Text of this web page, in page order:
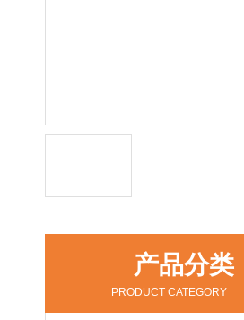
产品分类
PRODUCT CATEGORY